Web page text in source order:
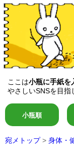
ここは小瓶に手紙を
やさしいSNSを目指
小瓶順
宛メトップ > 身体・